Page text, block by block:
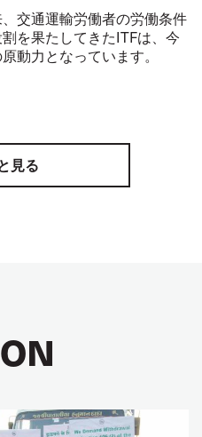
交通運輸労働者の労働条件
を果たしてきたITFは、今
動力となっています。
見る